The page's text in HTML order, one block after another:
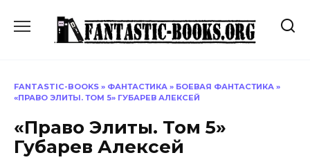
содержанию
FANTASTIC-BOOKS » ФАНТАСТИКА » БОЕВАЯ ФАНТАСТИКА »
«ПРАВО ЭЛИТЫ. ТОМ 5» ГУБАРЕВ АЛЕКСЕЙ
«Право Элиты. Том 5»
Губарев Алексей